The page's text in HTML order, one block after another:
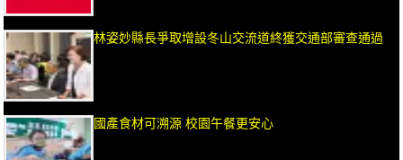
林姿妙縣長爭取增設冬山交流道終獲交通部審查通過
國產食材可溯源 校園午餐更安心